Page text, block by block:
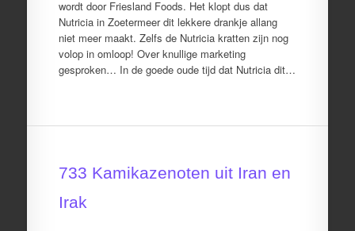
wordt door Friesland Foods. Het klopt dus dat
Nutricia in Zoetermeer dit lekkere drankje allang
niet meer maakt. Zelfs de Nutricia kratten zijn nog
volop in omloop! Over knullige marketing
gesproken… In de goede oude tijd dat Nutricia dit…
733 Kamikazenoten uit Iran en
Irak